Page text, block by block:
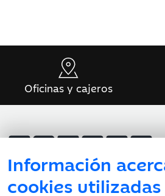
Información
cookies utilizadas
Oficinas y cajeros
Atención al cliente